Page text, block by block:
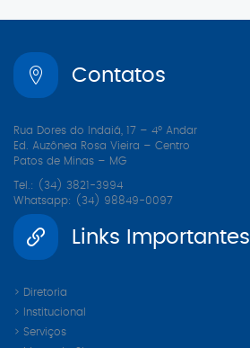
Contatos
Rua Dores do Indaiá, 17 – 4º Andar
Ed. Auzônea Rosa Vieira – Centro
Patos de Minas – MG
Tel.: (34) 3821-3994
Whatsapp: (34) 98849-0097
Links Importantes
> Diretoria
> Institucional
> Serviços